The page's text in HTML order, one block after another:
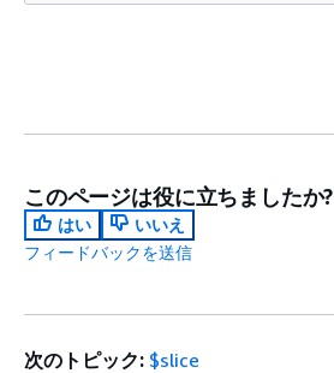
このページは役に立ちましたか?
はい
いいえ
フィードバックを送信
次のトピック: $slice